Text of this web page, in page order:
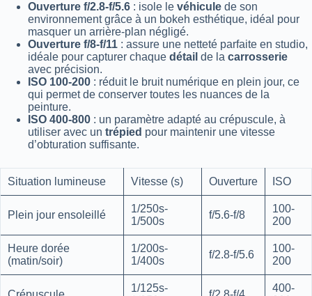
Ouverture f/2.8-f/5.6 : isole le véhicule de son
environnement grâce à un bokeh esthétique, idéal pour
masquer un arrière-plan négligé.
Ouverture f/8-f/11 : assure une netteté parfaite en studio,
idéale pour capturer chaque détail de la carrosserie
avec précision.
ISO 100-200 : réduit le bruit numérique en plein jour, ce
qui permet de conserver toutes les nuances de la
peinture.
ISO 400-800 : un paramètre adapté au crépuscule, à
utiliser avec un trépied pour maintenir une vitesse
d’obturation suffisante.
Situation lumineuse Vitesse (s) Ouverture ISO
Plein jour ensoleillé
1/250s-
1/500s
f/5.6-f/8
100-
200
Heure dorée
(matin/soir)
1/200s-
1/400s
f/2.8-f/5.6
100-
200
1/125s-
400-